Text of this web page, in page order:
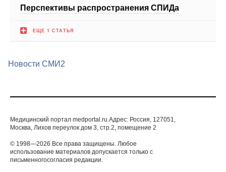
Перспективы распространения СПИДа
ЕЩЕ 1 СТАТЬЯ
Новости СМИ2
Медицинский портал medportal.ru.Адрес: Россия, 127051,
Москва, Лихов переулок дом 3, стр.2, помещение 2
© 1998—2026 Все права защищены. Любое
использование материалов допускается только с
письменногосогласия редакции.